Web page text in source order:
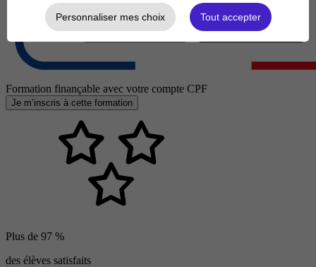
Formation finançable avec votre compte CPF
Je m’inscris à cette formation
Plus de 97 %
des élèves satisfaits
Personnaliser mes choix Tout accepter